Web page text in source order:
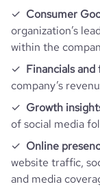
rank_global
rank_country
bounce_rate
pages_per_visit
Consumer
organization’s
within the
Financials and
company’s
Growth
of social media
Online
website traffic,
and media